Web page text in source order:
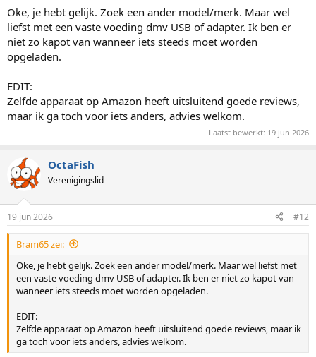
Oke, je hebt gelijk. Zoek een ander model/merk. Maar wel
liefst met een vaste voeding dmv USB of adapter. Ik ben er
niet zo kapot van wanneer iets steeds moet worden
opgeladen.
EDIT:
Zelfde apparaat op Amazon heeft uitsluitend goede reviews,
maar ik ga toch voor iets anders, advies welkom.
Laatst bewerkt: 19 jun 2026
OctaFish
Verenigingslid
19 jun 2026 #12
Bram65 zei:
Oke, je hebt gelijk. Zoek een ander model/merk. Maar wel liefst met
een vaste voeding dmv USB of adapter. Ik ben er niet zo kapot van
wanneer iets steeds moet worden opgeladen.
EDIT:
Zelfde apparaat op Amazon heeft uitsluitend goede reviews, maar ik
ga toch voor iets anders, advies welkom.